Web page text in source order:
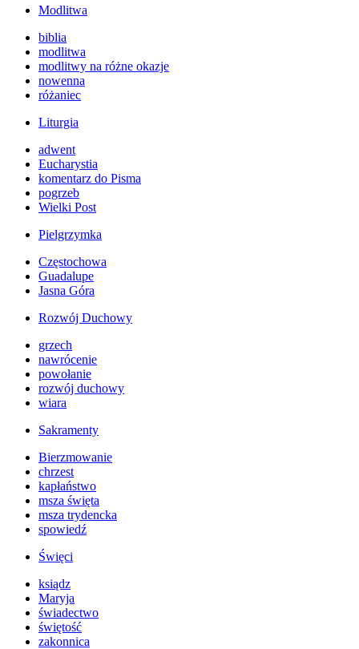
Modlitwa
biblia
modlitwa
modlitwy na różne okazje
nowenna
różaniec
Liturgia
adwent
Eucharystia
komentarz do Pisma
pogrzeb
Wielki Post
Pielgrzymka
Częstochowa
Guadalupe
Jasna Góra
Rozwój Duchowy
grzech
nawrócenie
powołanie
rozwój duchowy
wiara
Sakramenty
Bierzmowanie
chrzest
kapłaństwo
msza święta
msza trydencka
spowiedź
Święci
ksiądz
Maryja
świadectwo
świętość
zakonnica